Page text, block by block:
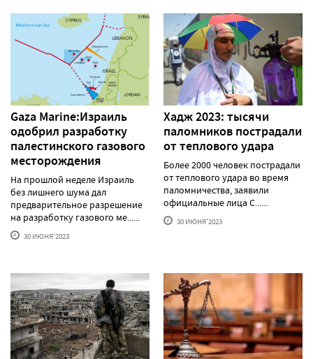
Gaza Marine:Израиль
одобрил разработку
палестинского газового
месторождения
На прошлой неделе Израиль
без лишнего шума дал
предварительное разрешение
на разработку газового ме......
30 ИЮНЯ'2023
Хадж 2023: тысячи
паломников пострадали
от теплового удара
Более 2000 человек пострадали
от теплового удара во время
паломничества, заявили
официальные лица С......
30 ИЮНЯ'2023